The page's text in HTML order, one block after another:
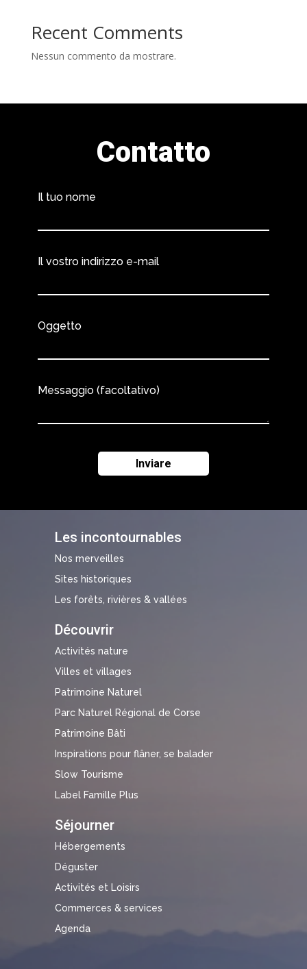
Recent Comments
Nessun commento da mostrare.
Les incontournables
Nos merveilles
Sites historiques
Les forêts, rivières & vallées
Découvrir
Activités nature
Villes et villages
Patrimoine Naturel
Parc Naturel Régional de Corse
Patrimoine Bâti
Inspirations pour flâner, se balader
Slow Tourisme
Label Famille Plus
Séjourner
Hébergements
Déguster
Activités et Loisirs
Commerces & services
Agenda
Contatto
Il tuo nome
Il vostro indirizzo e-mail
Oggetto
Messaggio (facoltativo)